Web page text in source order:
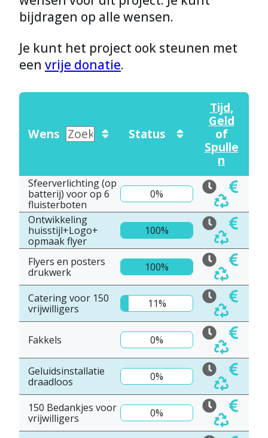
bijdragen op alle wensen.
Je kunt het project ook steunen met
een vrije donatie.
Wens Status
Tijd,
Geld
of
Spulle
n
Sfeerverlichting (op
batterij) voor op 6
fluisterboten
0%
Ontwikkeling
huisstijl+Logo+
opmaak flyer
100%
Flyers en posters
drukwerk
100%
Catering voor 150
vrijwilligers
11%
Fakkels 0%
Geluidsinstallatie
draadloos
0%
150 Bedankjes voor
vrijwilligers
0%